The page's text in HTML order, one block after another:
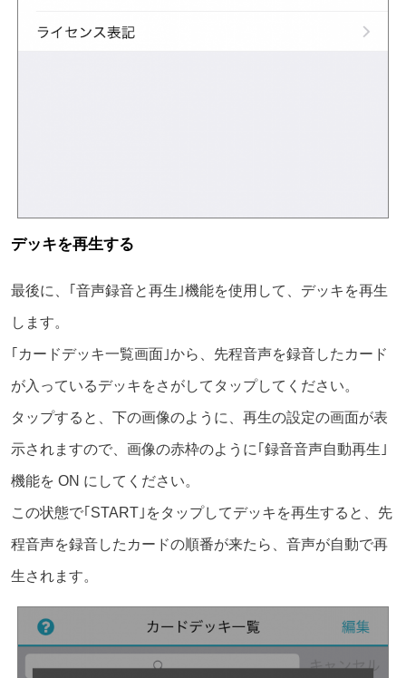
デッキを再生する
最後に、｢音声録音と再生｣機能を使用して、デッキを再生
します。
｢カードデッキ一覧画面｣から、先程音声を録音したカード
が入っているデッキをさがしてタップしてください。
タップすると、下の画像のように、再生の設定の画面が表
示されますので、画像の赤枠のように｢録音音声自動再生｣
機能を ON にしてください。
この状態で｢START｣をタップしてデッキを再生すると、先
程音声を録音したカードの順番が来たら、音声が自動で再
生されます。